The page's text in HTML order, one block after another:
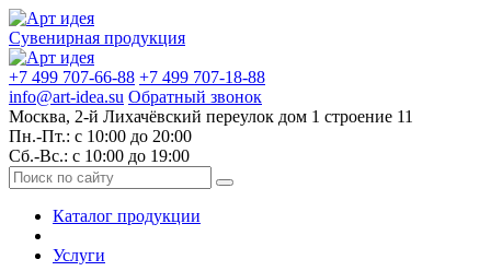
Сувенирная продукция
+7 499 707-66-88 +7 499 707-18-88
info@art-idea.su Обратный звонок
Москва, 2-й Лихачёвский переулок дом 1 строение 11
Пн.-Пт.: с 10:00 до 20:00
Сб.-Вс.: с 10:00 до 19:00
Каталог продукции
Услуги